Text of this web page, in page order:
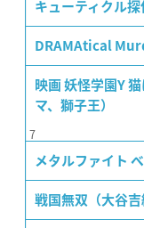
キューティクル探
DRAMAtical
映画 妖怪学園Y
マ、獅子王）
7
メタルファイト
戦国無双（大谷吉